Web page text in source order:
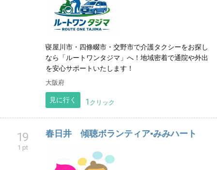
寝屋川市・四條畷市・交野市で介護タクシーをお探し
なら「ルートワンタジマ」へ！地域密着で通院や外出
を安心サポートいたします！
大阪府
見に行く 1 クリック
19
1 pt
春日井 傾聴ボランティア▪みみハート